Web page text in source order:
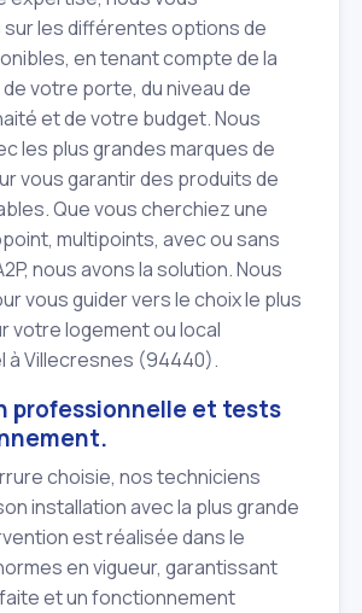
les différentes options de
en tenant compte de la
votre porte, du niveau de
et de votre budget. Nous
les plus grandes marques de
vous garantir des produits de
Que vous cherchiez une
multipoints, avec ou sans
nous avons la solution. Nous
vous guider vers le choix le plus
votre logement ou local
à Villecresnes (94440).
professionnelle et tests
choisie, nos techniciens
installation avec la plus grande
est réalisée dans le
en vigueur, garantissant
et un fonctionnement